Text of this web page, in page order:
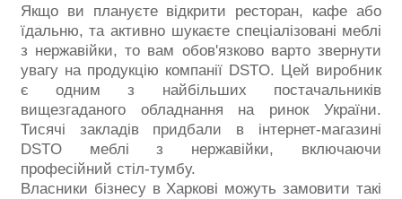
Якщо ви плануєте відкрити ресторан, кафе або
їдальню, та активно шукаєте спеціалізовані меблі
з нержавійки, то вам обов'язково варто звернути
увагу на продукцію компанії DSTO. Цей виробник
є одним з найбільших постачальників
вищезгаданого обладнання на ринок України.
Тисячі закладів придбали в інтернет-магазині
DSTO меблі з нержавійки, включаючи
професійний стіл-тумбу.
Власники бізнесу в Харкові можуть замовити такі